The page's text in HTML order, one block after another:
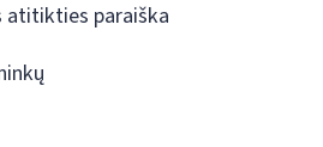
atitikties paraiška